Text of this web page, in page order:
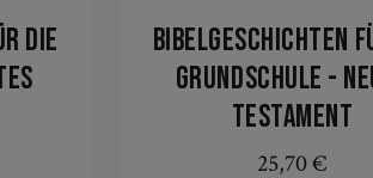
die
Bibelgeschichten
Grundschule -
Testament
Regulärer Preis:
25,70 €